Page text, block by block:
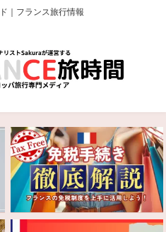
｜フランス旅行情報